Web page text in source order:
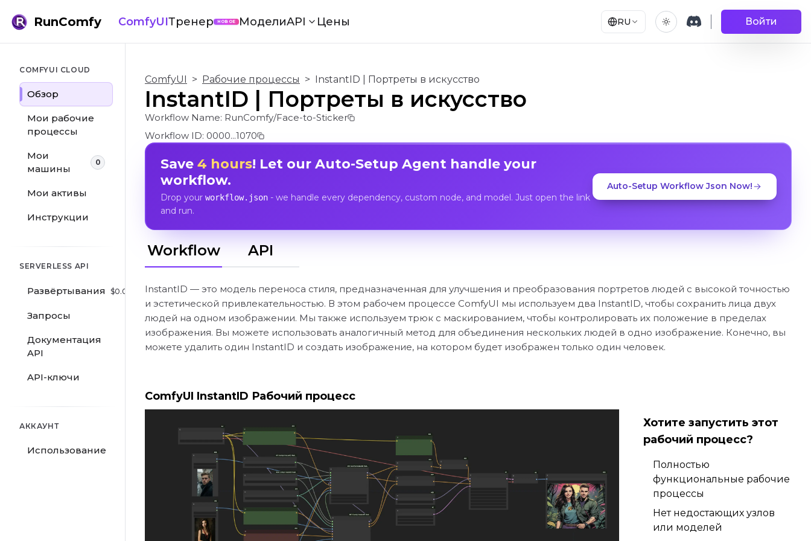
RunComfy ComfyUIТренер НОВОЕ МоделиAPI Цены RU Войти
COMFYUI CLOUD
Обзор
Мои рабочие
процессы
Мои
машины
0
Мои активы
Инструкции
SERVERLESS API
Развёртывания $0.00
Запросы
Документация
API
API-ключи
АККАУНТ
Использование
ComfyUI > Рабочие процессы > InstantID | Портреты в искусство
InstantID | Портреты в искусство
Workflow Name: RunComfy/Face-to-Sticker
Workflow ID: 0000...1070
Save 4 hours! Let our Auto-Setup Agent handle your
workflow.
Drop your workflow.json- we handle every dependency, custom node, and model. Just open the link
and run.
Auto-Setup Workflow Json Now!
Workflow API
InstantID — это модель переноса стиля, предназначенная для улучшения и преобразования портретов людей с высокой точностью
и эстетической привлекательностью. В этом рабочем процессе ComfyUI мы используем два InstantID, чтобы сохранить лица двух
людей на одном изображении. Мы также используем трюк с маскированием, чтобы контролировать их положение в пределах
изображения. Вы можете использовать аналогичный метод для объединения нескольких людей в одно изображение. Конечно, вы
можете удалить один InstantID и создать изображение, на котором будет изображен только один человек.
ComfyUI InstantID Рабочий процесс
Хотите запустить этот
рабочий процесс?
Полностью
функциональные рабочие
процессы
Нет недостающих узлов
или моделей